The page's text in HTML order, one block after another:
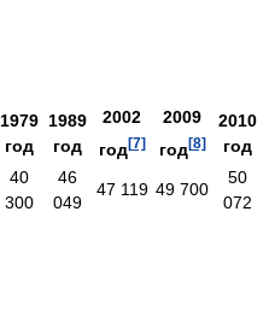
1979
год
1989
год
2002
год[7]
2009
год[8]
2010
год
40
300
46
049
47 119 49 700
50
072